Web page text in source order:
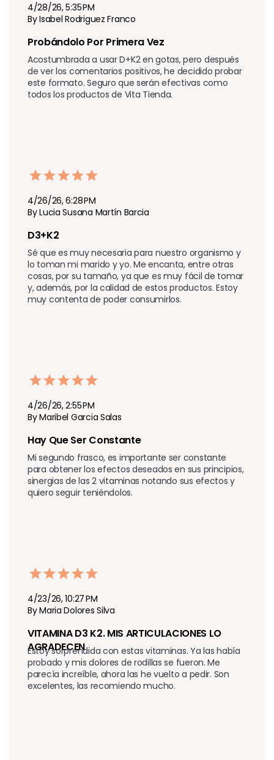
4/28/26, 5:35 PM
By Isabel Rodriguez Franco
Probándolo Por Primera Vez
Acostumbrada a usar D+K2 en gotas, pero después
de ver los comentarios positivos, he decidido probar
este formato. Seguro que serán efectivas como
todos los productos de Vita Tienda.
4/26/26, 6:28 PM
By Lucia Susana Martín Barcia
D3+K2
Sé que es muy necesaria para nuestro organismo y
lo toman mi marido y yo. Me encanta, entre otras
cosas, por su tamaño, ya que es muy fácil de tomar
y, además, por la calidad de estos productos. Estoy
muy contenta de poder consumirlos.
4/26/26, 2:55 PM
By Maribel Garcia Salas
Hay Que Ser Constante
Mi segundo frasco, es importante ser constante
para obtener los efectos deseados en sus principios,
sinergias de las 2 vitaminas notando sus efectos y
quiero seguir teniéndolos.
4/23/26, 10:27 PM
By Maria Dolores Silva
VITAMINA D3 K2. MIS ARTICULACIONES LO
AGRADECEN
Estoy sorprendida con estas vitaminas. Ya las había
probado y mis dolores de rodillas se fueron. Me
parecía increíble, ahora las he vuelto a pedir. Son
excelentes, las recomiendo mucho.